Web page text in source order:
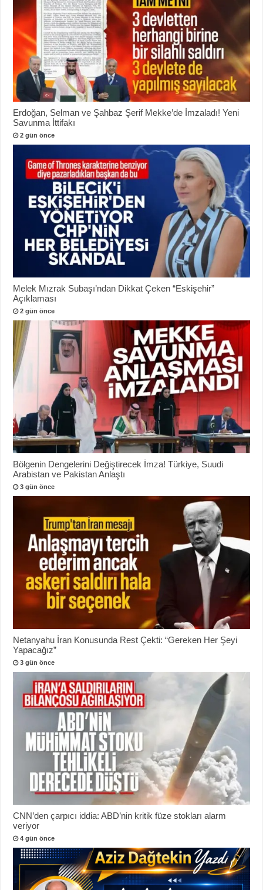
Erdoğan, Selman ve Şahbaz Şerif Mekke’de İmzaladı! Yeni
Savunma İttifakı
2 gün önce
Melek Mızrak Subaşı’ndan Dikkat Çeken “Eskişehir”
Açıklaması
2 gün önce
Bölgenin Dengelerini Değiştirecek İmza! Türkiye, Suudi
Arabistan ve Pakistan Anlaştı
3 gün önce
Netanyahu İran Konusunda Rest Çekti: “Gereken Her Şeyi
Yapacağız”
3 gün önce
CNN’den çarpıcı iddia: ABD’nin kritik füze stokları alarm
veriyor
4 gün önce